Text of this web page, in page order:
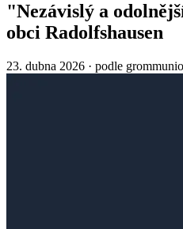
"Nezávislý a
obci Radolfshausen
23. dubna 2026 · podle grommunio